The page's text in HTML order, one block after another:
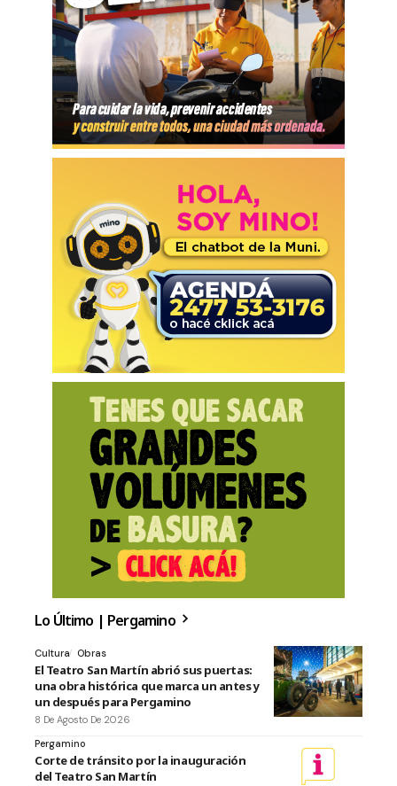
Lo Último | Pergamino
Cultura Obras
El Teatro San Martín abrió sus puertas:
una obra histórica que marca un antes y
un después para Pergamino
8 De Agosto De 2026
Pergamino
Corte de tránsito por la inauguración
del Teatro San Martín